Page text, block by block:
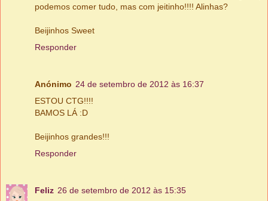
podemos comer tudo, mas com jeitinho!!!! Alinhas?
Beijinhos Sweet
Responder
Anónimo 24 de setembro de 2012 às 16:37
ESTOU CTG!!!!
BAMOS LÁ :D
Beijinhos grandes!!!
Responder
Feliz 26 de setembro de 2012 às 15:35